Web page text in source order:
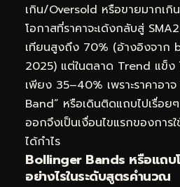
เกิน/Oversold หรือขายมากเกิ
โอกาสที่ราคาจะเด้งกลับสู่
เทียนสูงถึง 70% (อ้างอิงจาก
2025) แต่ในตลาด Trend แข็ง
เพียง 35–40% เพราะราคาอา
Band” หรือเดินติดแถบไปเรื่อย
ออกจึงเป็นเงื่อนไขแรกของกา
ได้กำไร
Bollinger Bands หรือแถบ
อย่างไรในระดับสูตรคำนวณ